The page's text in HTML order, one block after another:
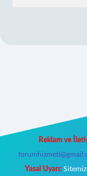
Reklam ve
Yasal Uyarı: